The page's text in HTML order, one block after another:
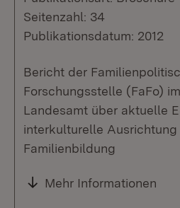
Seitenzahl: 34
Publikationsdatum: 2012
Bericht der
Forschungsstelle (FaFo)
Landesamt über aktuelle
interkulturelle
Familienbildung
Mehr Informationen